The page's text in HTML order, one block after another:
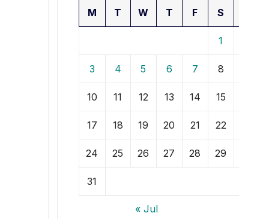
M T W T F S
1
3 4 5 6 7 8
10 11 12 13 14 15
17 18 19 20 21 22
24 25 26 27 28 29
31
« Jul